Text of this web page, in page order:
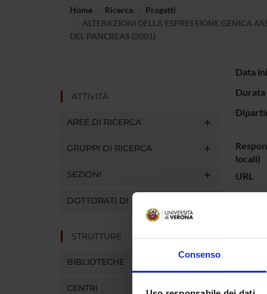
Consenso
Home Ricerca
Progetti
ALTERAZIONI DELLA ESPRESSIONE GENICA
DEL PANCREAS (2001)
ATTIVITÀ
AREE DI RICERCA
GRUPPI DI RICERCA
SEZIONI
DOTTORATI DI RICERCA
STRUTTURE
BIBLIOTECHE
CENTRI
Data
Durata
locali)
URL